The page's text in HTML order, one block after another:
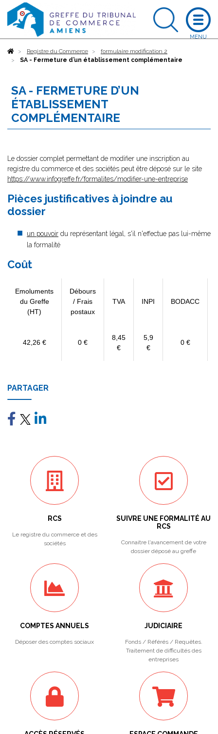
AccueilRegistre du Commerce
formulaire modification 2
SA - Fermeture d’un établissement complémentaire
SA - FERMETURE D’UN
ÉTABLISSEMENT
COMPLÉMENTAIRE
Le dossier complet permettant de modifier une inscription au
registre du commerce et des sociétés peut être déposé sur le site
https://www.infogreffe.fr/formalites/modifier-une-entreprise
Pièces justificatives à joindre au
dossier
un pouvoir du représentant légal, s'il n'effectue pas lui-même
la formalité
Coût
Emoluments
du Greffe
(HT)
Débours
/ Frais
postaux
TVA INPI BODACC
42,26 € 0 €
8,45
€
5,9
€
0 €
PARTAGER
RCS
Le registre du commerce et des
sociétés
SUIVRE UNE FORMALITÉ AU
RCS
Connaitre l'avancement de votre
dossier déposé au greffe
COMPTES ANNUELS
Déposer des comptes sociaux
JUDICIAIRE
Fonds / Référés / Requêtes.
Traitement de difficultés des
entreprises